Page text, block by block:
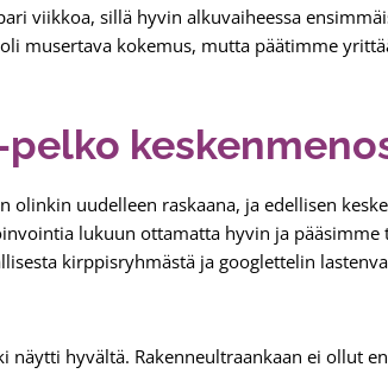
viikkoa, sillä hyvin alkuvaiheessa
musertava kokemus, mutta päätimme
pelko
olinkin uudelleen raskaana, ja edellisen
lukuun ottamatta hyvin ja pääsimme
kirppisryhmästä ja googlettelin
näytti hyvältä. Rakenneultraankaan ei ollut